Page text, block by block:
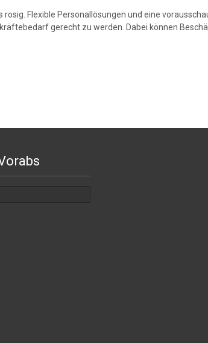
Flexible Personallösungen und eine
gerecht zu werden. Dabei können